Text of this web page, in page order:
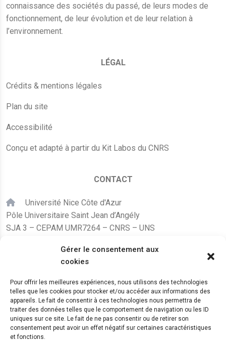
Gérer le consentement aux
cookies
Pour offrir les meilleures expériences, nous utilisons des technologies
telles que les cookies pour stocker et/ou accéder aux informations des
appareils. Le fait de consentir à ces technologies nous permettra de
traiter des données telles que le comportement de navigation ou les ID
uniques sur ce site. Le fait de ne pas consentir ou de retirer son
consentement peut avoir un effet négatif sur certaines caractéristiques
et fonctions.
connaissance des sociétés du passé, de leurs modes de
fonctionnement, de leur évolution et de leur relation à
l’environnement.
LÉGAL
Crédits & mentions légales
Plan du site
Accessibilité
Conçu et adapté à partir du Kit Labos du CNRS
CONTACT
Université Nice Côte d'Azur
Pôle Universitaire Saint Jean d’Angély
SJA 3 – CEPAM UMR7264 – CNRS – UNS
+33 (0)4 89 15 24 08
LE CEPAM EST HÉBERGÉ PAR